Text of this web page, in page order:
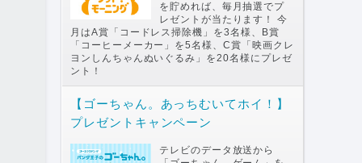
を貯めれば、毎月抽選でプ
レゼントが当たります！ 今
月はA賞「コードレス掃除機」を3名様、B賞
「コーヒーメーカー」を5名様、C賞「映画クレ
ヨンしんちゃんぬいぐるみ」を20名様にプレゼ
ント！
【ゴーちゃん。あっちむいてホイ！】
プレゼントキャンペーン
テレビのデータ放送から